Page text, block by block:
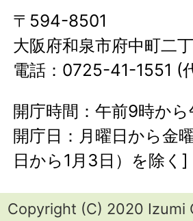
〒594-8501
大阪府和泉市府中町二
電話：0725-41-1551
開庁時間：午前9時か
開庁日：月曜日から金
日から1月3日）を除く]
Copyright (C) 2020 Izumi